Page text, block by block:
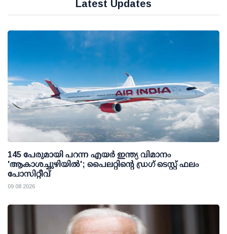
Latest Updates
145 പേരുമായി പറന്ന എയര്‍ ഇന്ത്യ വിമാനം
'ആകാശച്ചുഴിയില്‍'; പൈലറ്റിന്റെ ഡ്രഗ് ടെസ്റ്റ് ഫലം
പോസിറ്റീവ്
09 08 2026